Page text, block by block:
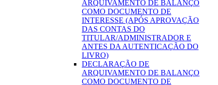
ARQUIVAMENTO DE BALANÇO
COMO DOCUMENTO DE
INTERESSE (APÓS APROVAÇÃO
DAS CONTAS DO
TITULAR/ADMINISTRADOR E
ANTES DA AUTENTICAÇÃO DO
LIVRO)
DECLARAÇÃO DE
ARQUIVAMENTO DE BALANÇO
COMO DOCUMENTO DE